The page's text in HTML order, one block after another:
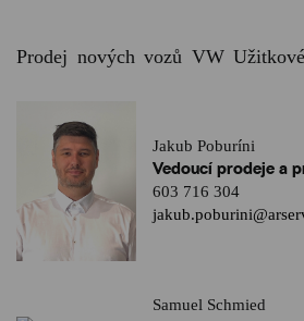
Prodej nových vozů VW
Jakub Poburíni
Vedoucí prodeje a
603 716 304
Samuel Schmied